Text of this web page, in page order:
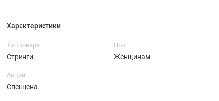
Характеристики
Тип товара
Стринги
Пол
Женщинам
Акция
Спеццена